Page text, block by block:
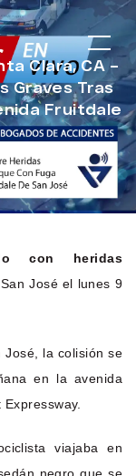
Clara, CA –
Graves Tras
Fruitdale
con heridas
José el lunes 9
José, la colisión se
en la avenida
viajaba en